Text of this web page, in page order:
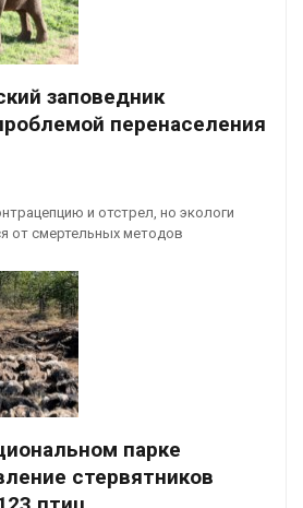
заповедник
перенаселения
и отстрел, но экологи
от смертельных методов
парке
стервятников